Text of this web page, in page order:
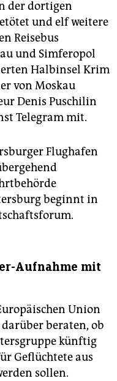
der dortigen
und elf weitere
Reisebus
und Simferopol
Halbinsel Krim
von Moskau
Denis Puschilin
Telegram mit.
Flughafen
beginnt in
Aufnahme mit
Union
beraten, ob
künftig
Geflüchtete aus
sollen.